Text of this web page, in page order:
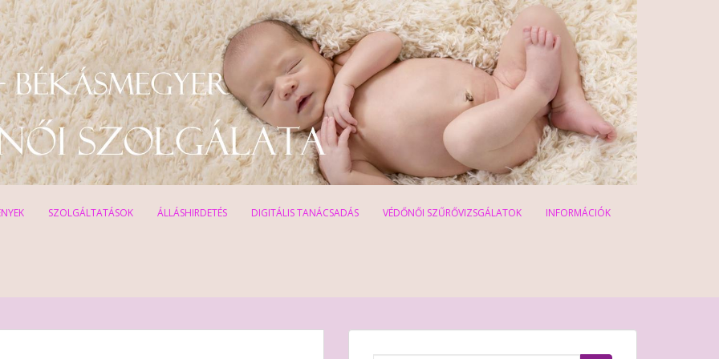
SZOLGÁLTATÁSOK ÁLLÁSHIRDETÉS DIGITÁLIS TANÁCSADÁS VÉDŐNŐI SZŰRŐVIZSGÁLATOK INFORMÁCIÓK